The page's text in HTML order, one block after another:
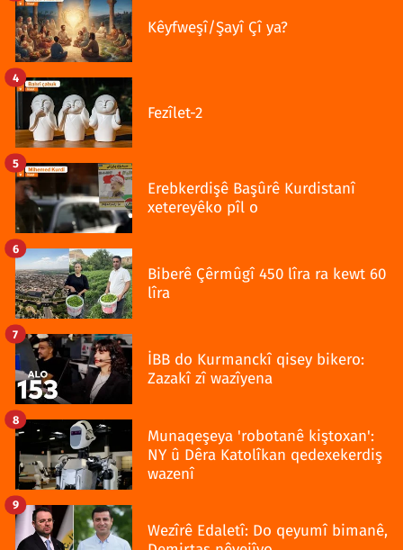
Kêyfweşî/Şayî Çî ya?
Fezîlet-2
4
Erebkerdişê Başûrê Kurdistanî
xetereyêko pîl o
5
Biberê Çêrmûgî 450 lîra ra kewt 60
lîra
6
İBB do Kurmanckî qisey bikero:
Zazakî zî wazîyena
7
Munaqeşeya 'robotanê kiştoxan':
NY û Dêra Katolîkan qedexekerdiş
wazenî
8
Wezîrê Edaletî: Do qeyumî bimanê,
9